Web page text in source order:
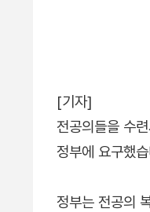
[기자]
전공의들을 수
정부에 요구했
정부는 전공의